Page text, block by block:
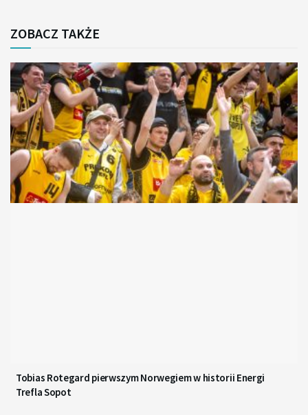
ZOBACZ TAKŻE
Tobias Rotegard pierwszym Norwegiem w historii Energi
Trefla Sopot